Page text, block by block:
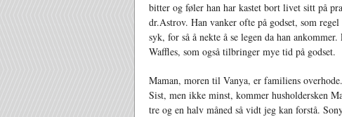
bitter og føler han har kastet bort livet sitt på
dr.Astrov. Han vanker ofte på godset, som
syk, for så å nekte å se legen da han
Waffles, som også tilbringer mye tid på godset.
Maman, moren til Vanya, er familiens
Sist, men ikke minst, kommer husholdersken
tre og en halv måned så vidt jeg kan forstå.